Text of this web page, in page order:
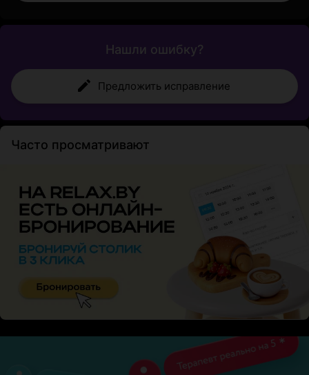
Нашли ошибку?
Предложить исправление
Часто просматривают